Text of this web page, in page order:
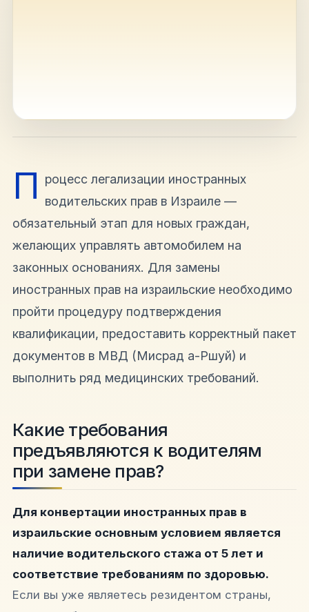
П
роцесс легализации иностранных
водительских прав в Израиле —
обязательный этап для новых граждан,
желающих управлять автомобилем на
законных основаниях. Для замены
иностранных прав на израильские необходимо
пройти процедуру подтверждения
квалификации, предоставить корректный пакет
документов в МВД (Мисрад а-Ршуй) и
выполнить ряд медицинских требований.
Какие требования
предъявляются к водителям
при замене прав?
Для конвертации иностранных прав в
израильские основным условием является
наличие водительского стажа от 5 лет и
соответствие требованиям по здоровью.
Если вы уже являетесь резидентом страны,